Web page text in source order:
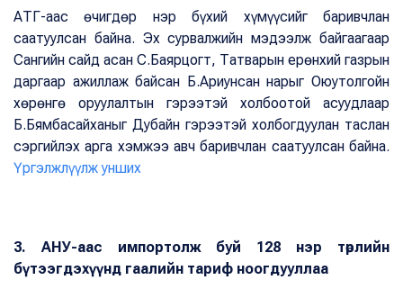
АТГ-аас өчигдөр нэр бүхий хүмүүсийг баривчлан
саатуулсан байна. Эх сурвалжийн мэдээлж байгаагаар
Сангийн сайд асан С.Баярцогт, Татварын ерөнхий газрын
даргаар ажиллаж байсан Б.Ариунсан нарыг Оюутолгойн
хөрөнгө оруулалтын гэрээтэй холбоотой асуудлаар
Б.Бямбасайханыг Дубайн гэрээтэй холбогдуулан таслан
сэргийлэх арга хэмжээ авч баривчлан саатуулсан байна.
Үргэлжлүүлж унших
3. АНУ-аас импортолж буй 128 нэр төрлийн
бүтээгдэхүүнд гаалийн тариф ноогдууллаа